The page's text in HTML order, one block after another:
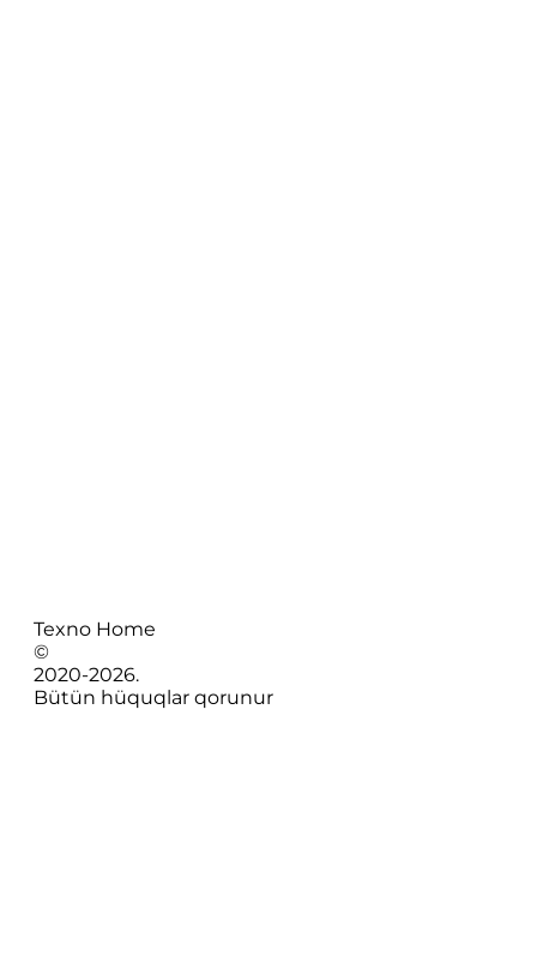
Texno Home
©
2020-2026.
Bütün hüquqlar qorunur